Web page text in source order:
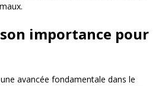
son importance pour
avancée fondamentale dans le